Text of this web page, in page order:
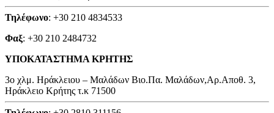
Τηλέφωνο: +30 210 4834533
Φαξ: +30 210 2484732
ΥΠΟΚΑΤΑΣΤΗΜΑ ΚΡΗΤΗΣ
3o χλμ. Ηράκλειου – Μαλάδων Βιο.Πα. Μαλάδων,Αρ.Αποθ. 3,
Ηράκλειο Κρήτης τ.κ 71500